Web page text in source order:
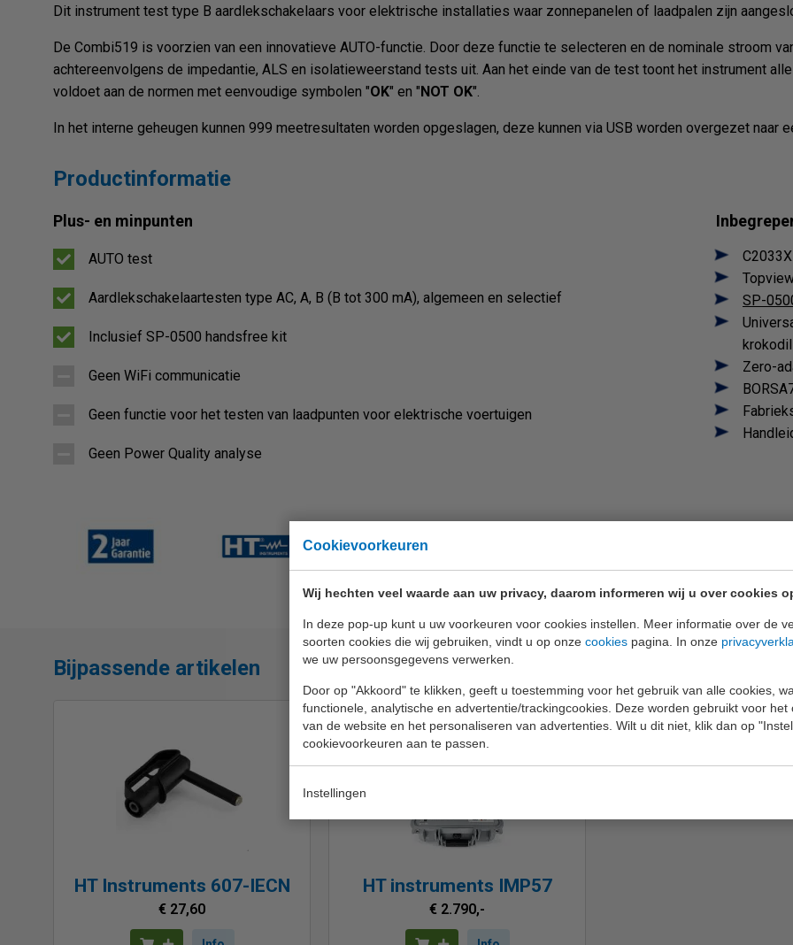
Cookievoorkeuren
Wij hechten veel waarde aan uw privacy, daarom informeren wij u over cookies
In deze pop-up kunt u uw voorkeuren voor cookies instellen. Meer informatie over de
soorten cookies die wij gebruiken, vindt u op onze cookies pagina. In onze
we uw persoonsgegevens verwerken.
Door op "Akkoord" te klikken, geeft u toestemming voor het gebruik van alle cookies,
functionele, analytische en advertentie/trackingcookies. Deze worden gebruikt voor het
van de website en het personaliseren van advertenties. Wilt u dit niet, klik dan op
cookievoorkeuren aan te passen.
Instellingen
Dit instrument test type B aardlekschakelaars voor elektrische installaties waar zonnepanelen of laadpalen zijn
De Combi519 is voorzien van een innovatieve AUTO-functie. Door deze functie te selecteren en de nominale stroom
achtereenvolgens de impedantie, ALS en isolatieweerstand tests uit. Aan het einde van de test toont het instrument
voldoet aan de normen met eenvoudige symbolen "OK" en "NOT OK".
In het interne geheugen kunnen 999 meetresultaten worden opgeslagen, deze kunnen via USB worden overgezet naar
Productinformatie
Plus- en minpunten
AUTO test
Aardlekschakelaartesten type AC, A, B (B tot 300 mA), algemeen en selectief
Inclusief SP-0500 handsfree kit
Geen WiFi communicatie
Geen functie voor het testen van laadpunten voor elektrische voertuigen
Geen Power Quality analyse
SP-
Zero-
Bijpassende artikelen
HT Instruments 607-IECN
€ 27,60
HT instruments IMP57
€ 2.790,-